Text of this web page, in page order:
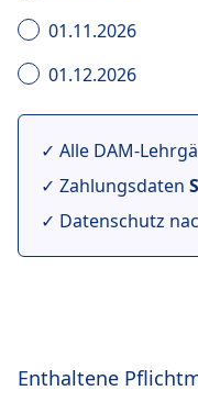
01.11.2026
01.12.2026
✓ Alle DAM-
✓ Zahlungsdaten
✓ Datenschutz
Enthaltene